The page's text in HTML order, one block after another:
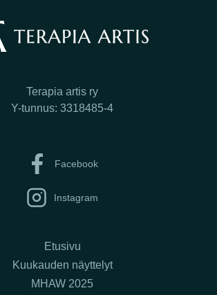
Terapia artis ry
Y-tunnus: 3318485-4
Facebook
Instagram
Etusivu
Kuukauden näyttelyt
MHAW 2025